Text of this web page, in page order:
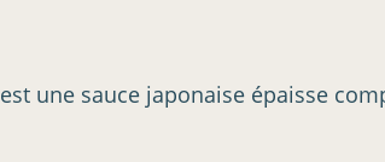
est une sauce japonaise épaisse